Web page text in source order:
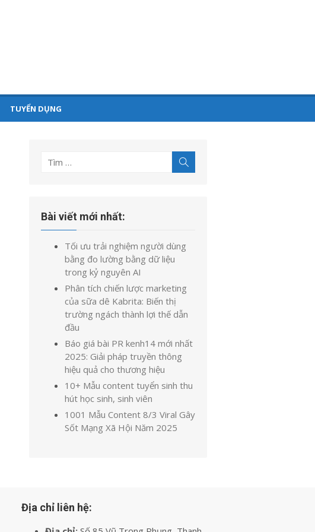
TUYỂN DỤNG
Tìm
kiếm
Bài viết mới nhất:
Tối ưu trải nghiệm người dùng
bằng đo lường bằng dữ liệu
trong kỷ nguyên AI
Phân tích chiến lược marketing
của sữa dê Kabrita: Biến thị
trường ngách thành lợi thế dẫn
đầu
Báo giá bài PR kenh14 mới nhất
2025: Giải pháp truyền thông
hiệu quả cho thương hiệu
10+ Mẫu content tuyển sinh thu
hút học sinh, sinh viên
1001 Mẫu Content 8/3 Viral Gây
Sốt Mạng Xã Hội Năm 2025
Địa chỉ liên hệ: